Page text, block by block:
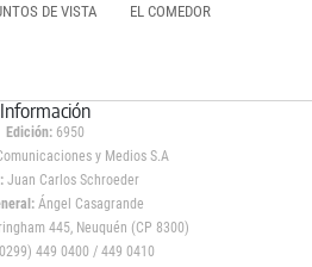
DE VISTA EL COMEDOR
Información
Edición: 6950
y Medios S.A
Juan Carlos Schroeder
Ángel Casagrande
445, Neuquén (CP 8300)
449 0400 / 449 0410